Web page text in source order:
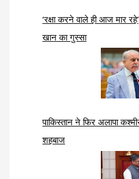
‘रक्षा करने वाले ही आज मार
खान का गुस्सा
पाकिस्तान ने फिर अलापा
शहबाज